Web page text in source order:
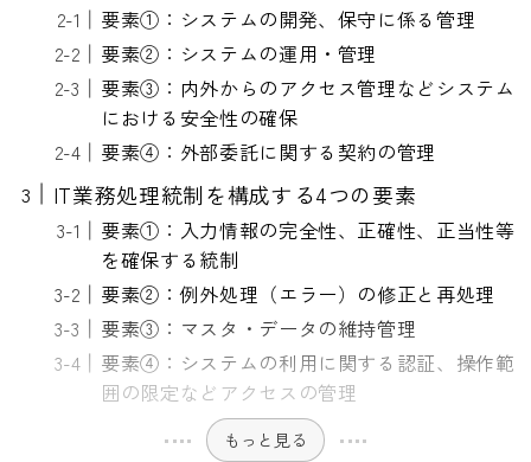
要素①：システムの開発、保守に係る管理
要素②：システムの運用・管理
要素③：内外からのアクセス管理などシステム
における安全性の確保
要素④：外部委託に関する契約の管理
IT業務処理統制を構成する4つの要素
要素①：入力情報の完全性、正確性、正当性等
を確保する統制
要素②：例外処理（エラー）の修正と再処理
要素③：マスタ・データの維持管理
要素④：システムの利用に関する認証、操作範
囲の限定などアクセスの管理
もっと見る